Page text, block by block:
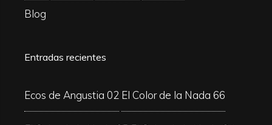
Blog
Entradas recientes
Ecos de Angustia 02 El Color de la Nada 66